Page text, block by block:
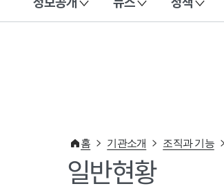
이 누리집은 대한민국 공식 전자정부 누리집입니다.
홈 기관소개 조직과 기능
일반현황